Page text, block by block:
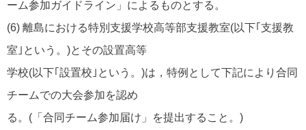
ーム参加ガイドライン」によるものとする。
(6) 離島における特別支援学校高等部支援教室(以下｢支援教
室｣という。)とその設置高等
学校(以下｢設置校｣という。)は，特例として下記により合同
チームでの大会参加を認め
る。(「合同チーム参加届け」を提出すること。)